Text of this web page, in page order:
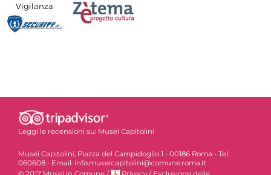
Vigilanza
Leggi le recensioni su: Musei Capitolini
Musei Capitolini, Piazza del Campidoglio 1 - 00186 Roma - Tel.
060608 - Email: info.museicapitolini@comune.roma.it